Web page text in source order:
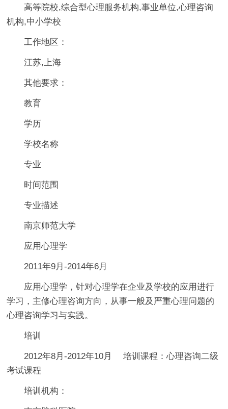
高等院校,综合型心理服务机构,事业单位,心理咨询
机构,中小学校
工作地区：
江苏,上海
其他要求：
教育
学历
学校名称
专业
时间范围
专业描述
南京师范大学
应用心理学
2011年9月-2014年6月
应用心理学，针对心理学在企业及学校的应用进行
学习，主修心理咨询方向，从事一般及严重心理问题的
心理咨询学习与实践。
培训
2012年8月-2012年10月 培训课程：心理咨询二级
考试课程
培训机构：